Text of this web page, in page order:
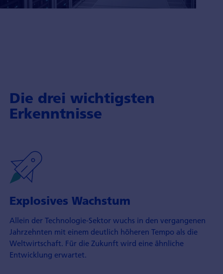
Die drei wichtigsten
Erkenntnisse
Explosives Wachstum
Allein der Technologie-Sektor wuchs in den vergangenen
Jahr­zehnten mit einem deutlich höheren Tempo als die
Welt­wirtschaft. Für die Zukunft wird eine ähnliche
Entwicklung erwartet.